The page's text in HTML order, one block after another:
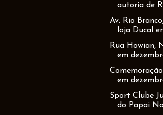
autoria de
Av. Rio
loja Ducal
Rua Howian,
em
em
Sport Clube
do Papai